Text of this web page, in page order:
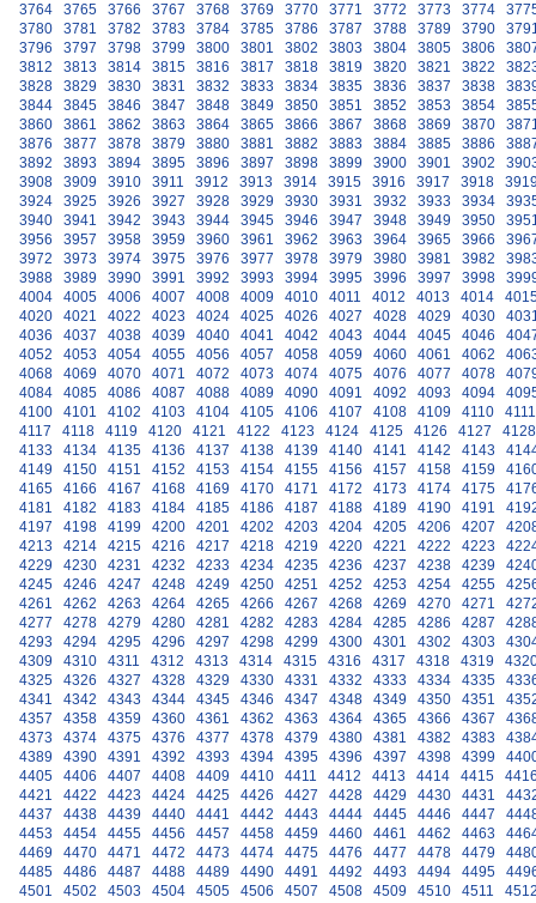
3764
3765 3766 3767 3768 3769 3770 3771 3772 3773 3774
3780
3781 3782 3783 3784 3785 3786 3787 3788 3789 3790
3796
3797 3798 3799 3800 3801 3802 3803 3804 3805 3806
3812
3813 3814 3815 3816 3817 3818 3819 3820 3821 3822
3828
3829 3830 3831 3832 3833 3834 3835 3836 3837 3838
3844
3845 3846 3847 3848 3849 3850 3851 3852 3853 3854
3860
3861 3862 3863 3864 3865 3866 3867 3868 3869 3870
3876
3877 3878 3879 3880 3881 3882 3883 3884 3885 3886
3892
3893 3894 3895 3896 3897 3898 3899 3900 3901 3902
3908
3909 3910 3911 3912 3913 3914 3915 3916 3917 3918
3924
3925 3926 3927 3928 3929 3930 3931 3932 3933 3934
3940
3941 3942 3943 3944 3945 3946 3947 3948 3949 3950
3956
3957 3958 3959 3960 3961 3962 3963 3964 3965 3966
3972
3973 3974 3975 3976 3977 3978 3979 3980 3981 3982
3988
3989 3990 3991 3992 3993 3994 3995 3996 3997 3998
4004
4005 4006 4007 4008 4009 4010 4011 4012 4013 4014
4020
4021 4022 4023 4024 4025 4026 4027 4028 4029 4030
4036
4037 4038 4039 4040 4041 4042 4043 4044 4045 4046
4052
4053 4054 4055 4056 4057 4058 4059 4060 4061 4062
4068
4069 4070 4071 4072 4073 4074 4075 4076 4077 4078
4084
4085 4086 4087 4088 4089 4090 4091 4092 4093 4094
4100
4101 4102 4103 4104 4105 4106 4107 4108 4109 4110
4111
4117
4118 4119 4120 4121 4122 4123 4124 4125 4126 4127
4128
4133
4134 4135 4136 4137 4138 4139 4140 4141 4142 4143
4149
4150 4151 4152 4153 4154 4155 4156 4157 4158 4159
4165
4166 4167 4168 4169 4170 4171 4172 4173 4174 4175
4181
4182 4183 4184 4185 4186 4187 4188 4189 4190 4191
4197
4198 4199 4200 4201 4202 4203 4204 4205 4206 4207
4213
4214 4215 4216 4217 4218 4219 4220 4221 4222 4223
4229
4230 4231 4232 4233 4234 4235 4236 4237 4238 4239
4245
4246 4247 4248 4249 4250 4251 4252 4253 4254 4255
4261
4262 4263 4264 4265 4266 4267 4268 4269 4270 4271
4277
4278 4279 4280 4281 4282 4283 4284 4285 4286 4287
4293
4294 4295 4296 4297 4298 4299 4300 4301 4302 4303
4309
4310 4311 4312 4313 4314 4315 4316 4317 4318 4319
4325
4326 4327 4328 4329 4330 4331 4332 4333 4334 4335
4341
4342 4343 4344 4345 4346 4347 4348 4349 4350 4351
4357
4358 4359 4360 4361 4362 4363 4364 4365 4366 4367
4373
4374 4375 4376 4377 4378 4379 4380 4381 4382 4383
4389
4390 4391 4392 4393 4394 4395 4396 4397 4398 4399
4405
4406 4407 4408 4409 4410 4411 4412 4413 4414 4415
4421
4422 4423 4424 4425 4426 4427 4428 4429 4430 4431
4437
4438 4439 4440 4441 4442 4443 4444 4445 4446 4447
4453
4454 4455 4456 4457 4458 4459 4460 4461 4462 4463
4469
4470 4471 4472 4473 4474 4475 4476 4477 4478 4479
4485
4486 4487 4488 4489 4490 4491 4492 4493 4494 4495
4501
4502 4503 4504 4505 4506 4507 4508 4509 4510 4511